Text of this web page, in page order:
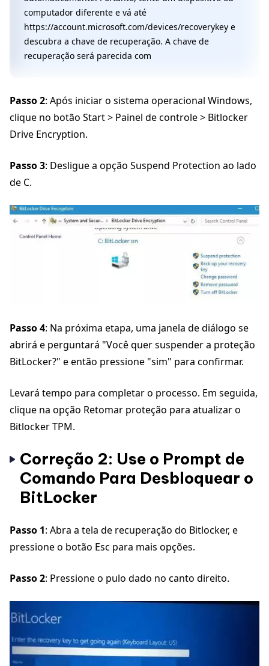
computador diferente e vá até
https://account.microsoft.com/devices/recoverykey e
descubra a chave de recuperação. A chave de
recuperação será parecida com
Passo 2: Após iniciar o sistema operacional Windows,
clique no botão Start > Painel de controle > Bitlocker
Drive Encryption.
Passo 3: Desligue a opção Suspend Protection ao lado
de C.
Passo 4: Na próxima etapa, uma janela de diálogo se
abrirá e perguntará "Você quer suspender a proteção
BitLocker?" e então pressione "sim" para confirmar.
Levará tempo para completar o processo. Em seguida,
clique na opção Retomar proteção para atualizar o
Bitlocker TPM.
Correção 2: Use o Prompt de
Comando Para Desbloquear o
BitLocker
Passo 1: Abra a tela de recuperação do Bitlocker, e
pressione o botão Esc para mais opções.
Passo 2: Pressione o pulo dado no canto direito.